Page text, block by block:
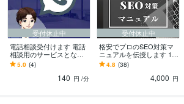
受付休止中
電話相談受付けます 電話
相談用のサービスとなり
ます。
5.0 (4)
140 円 /分
受付休止中
格安でプロのSEO対策マ
ニュアルを伝授します 1億
PV/月メディアSEO対策チ
ームリーダーのノウハウ
4.8 (38)
4,000 円